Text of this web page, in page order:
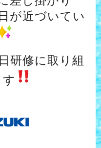
が近づいてい
研修に取り組